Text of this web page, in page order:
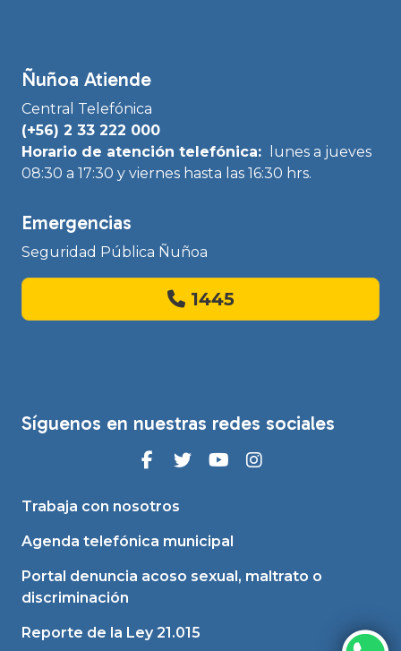
Ñuñoa Atiende
Central Telefónica
(+56) 2 33 222 000
Horario de atención telefónica:
lunes a jueves
08:30 a 17:30 y viernes hasta las 16:30 hrs.
Emergencias
Seguridad Pública Ñuñoa
1445
Síguenos en nuestras redes sociales
Trabaja con nosotros
Agenda telefónica municipal
Portal denuncia acoso sexual, maltrato o
discriminación
Reporte de la Ley 21.015